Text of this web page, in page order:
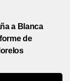
a Blanca
de